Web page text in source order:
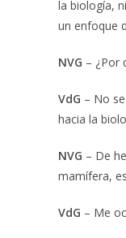
la biología,
un enfoque
NVG – ¿Por
VdG – No
hacia la
NVG – De
mamífera,
VdG – Me